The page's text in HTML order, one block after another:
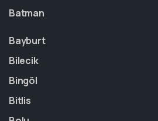
Batman
Bayburt
Bilecik
Bingöl
Bitlis